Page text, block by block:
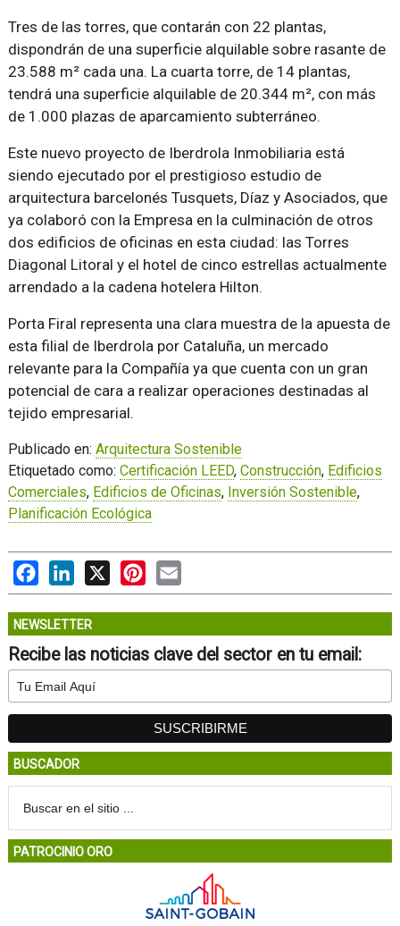
Tres de las torres, que contarán con 22 plantas,
dispondrán de una superficie alquilable sobre rasante de
23.588 m² cada una. La cuarta torre, de 14 plantas,
tendrá una superficie alquilable de 20.344 m², con más
de 1.000 plazas de aparcamiento subterráneo.
Este nuevo proyecto de Iberdrola Inmobiliaria está
siendo ejecutado por el prestigioso estudio de
arquitectura barcelonés Tusquets, Díaz y Asociados, que
ya colaboró con la Empresa en la culminación de otros
dos edificios de oficinas en esta ciudad: las Torres
Diagonal Litoral y el hotel de cinco estrellas actualmente
arrendado a la cadena hotelera Hilton.
Porta Firal representa una clara muestra de la apuesta de
esta filial de Iberdrola por Cataluña, un mercado
relevante para la Compañía ya que cuenta con un gran
potencial de cara a realizar operaciones destinadas al
tejido empresarial.
Publicado en: Arquitectura Sostenible
Etiquetado como: Certificación LEED, Construcción, Edificios
Comerciales, Edificios de Oficinas, Inversión Sostenible,
Planificación Ecológica
FacebookLinkedIn
X PinterestEmail
NEWSLETTER
Recibe las noticias clave del sector en tu email:
BUSCADOR
PATROCINIO ORO